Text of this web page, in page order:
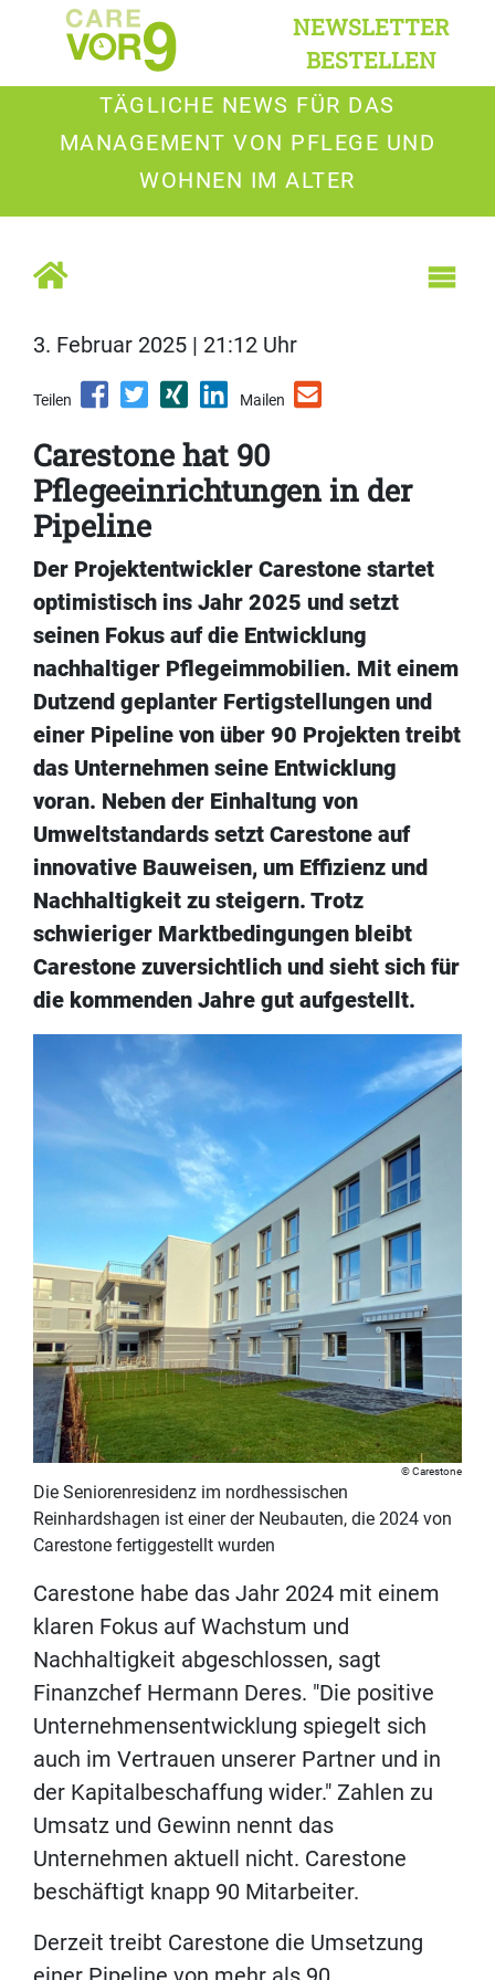
NEWSLETTER
BESTELLEN
TÄGLICHE NEWS FÜR DAS
MANAGEMENT VON PFLEGE UND
WOHNEN IM ALTER
3. Februar 2025 | 21:12 Uhr
Teilen Mailen
Carestone hat 90
Pflegeeinrichtungen in der
Pipeline
Der Projektentwickler Carestone startet
optimistisch ins Jahr 2025 und setzt
seinen Fokus auf die Entwicklung
nachhaltiger Pflegeimmobilien. Mit einem
Dutzend geplanter Fertigstellungen und
einer Pipeline von über 90 Projekten treibt
das Unternehmen seine Entwicklung
voran. Neben der Einhaltung von
Umweltstandards setzt Carestone auf
innovative Bauweisen, um Effizienz und
Nachhaltigkeit zu steigern. Trotz
schwieriger Marktbedingungen bleibt
Carestone zuversichtlich und sieht sich für
die kommenden Jahre gut aufgestellt.
Carestone
Die Seniorenresidenz im nordhessischen
Reinhardshagen ist einer der Neubauten, die 2024 von
Carestone fertiggestellt wurden
Carestone habe das Jahr 2024 mit einem
klaren Fokus auf Wachstum und
Nachhaltigkeit abgeschlossen, sagt
Finanzchef Hermann Deres. "Die positive
Unternehmensentwicklung spiegelt sich
auch im Vertrauen unserer Partner und in
der Kapitalbeschaffung wider." Zahlen zu
Umsatz und Gewinn nennt das
Unternehmen aktuell nicht. Carestone
beschäftigt knapp 90 Mitarbeiter.
Derzeit treibt Carestone die Umsetzung